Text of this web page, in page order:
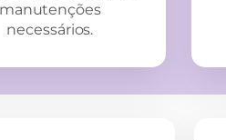
manutenções
necessários.